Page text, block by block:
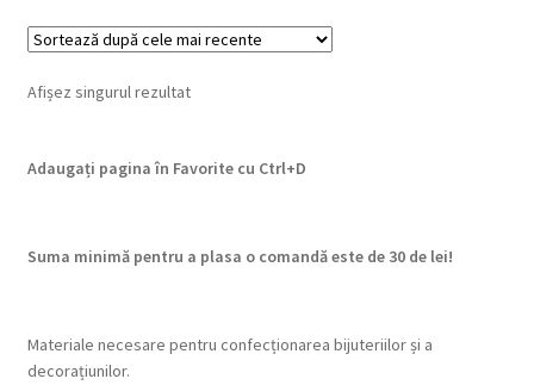
Afișez singurul rezultat
Adaugați pagina în Favorite cu Ctrl+D
Suma minimă pentru a plasa o comandă este de 30 de lei!
Materiale necesare pentru confecționarea bijuteriilor și a
decorațiunilor.